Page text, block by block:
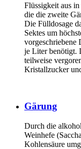
Flüssigkeit aus
die die zweite
Die Fülldosage
Sektes um
je Liter benötigt.
teilweise
Kristallzucker
Gärung
Durch die
Weinhefe
Kohlensäure